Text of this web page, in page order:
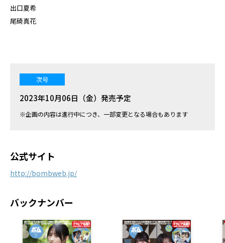
出口夏希
尾碕真花
次号
2023年10月06日（金）発売予定
※企画の内容は進行中につき、一部変更となる場合もあります
公式サイト
http://bombweb.jp/
バックナンバー